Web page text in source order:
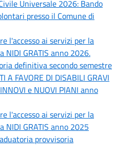
Universale 2026: Bando
presso il Comune di
l'accesso ai servizi per la
GRATIS anno 2026.
definitiva secondo semestre
A FAVORE DI DISABILI GRAVI
e NUOVI PIANI anno
l'accesso ai servizi per la
GRATIS anno 2025
provvisoria